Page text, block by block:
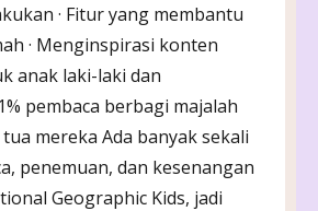
· Fitur yang membantu
· Menginspirasi konten
anak laki-laki dan
pembaca berbagi majalah
mereka Ada banyak sekali
penemuan, dan kesenangan
Geographic Kids, jadi